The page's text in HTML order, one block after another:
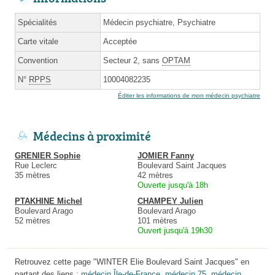
Spécialités Médecin psychiatre, Psychiatre
Carte vitale Acceptée
Convention Secteur 2, sans OPTAM
N° RPPS 10004082235
Éditer les informations de mon médecin psychiatre
Médecins à proximité
GRENIER Sophie
Rue Leclerc
35 mètres
JOMIER Fanny
Boulevard Saint Jacques
42 mètres
Ouverte jusqu'à 18h
PTAKHINE Michel
Boulevard Arago
52 mètres
CHAMPEY Julien
Boulevard Arago
101 mètres
Ouvert jusqu'à 19h30
Retrouvez cette page "WINTER Elie Boulevard Saint Jacques" en